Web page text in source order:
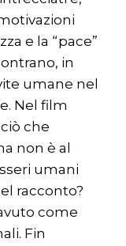
e la “pace”
in
umane nel
Nel film
che
non è al
umani
racconto?
come
Fin